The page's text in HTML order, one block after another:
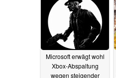
Microsoft erwägt wohl
Xbox-Abspaltung
wegen steigender